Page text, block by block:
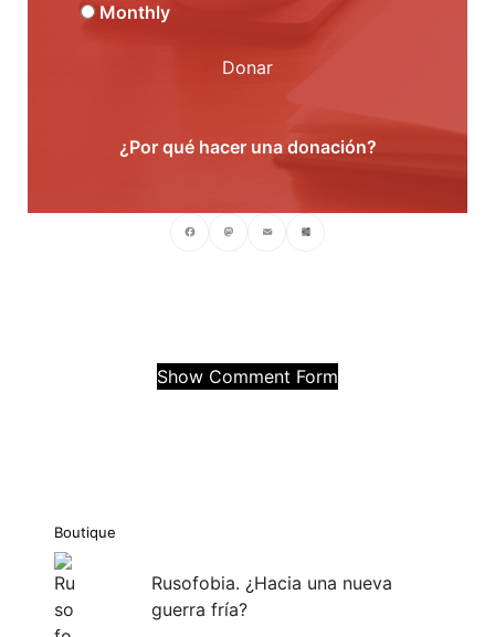
Monthly
Donar
¿Por qué hacer una donación?
Show Comment Form
Boutique
Rusofobia. ¿Hacia una nueva
guerra fría?